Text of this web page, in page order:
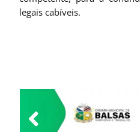
legais cabíveis.